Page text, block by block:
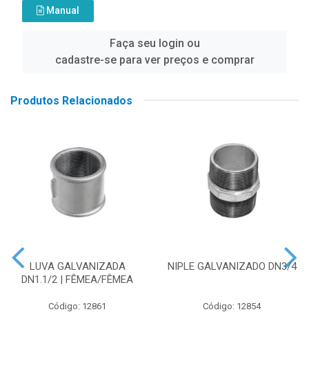
Manual
Faça seu login ou
cadastre-se para ver preços e comprar
Produtos Relacionados
LUVA GALVANIZADA
DN1.1/2 | FÊMEA/FÊMEA
Código: 12861
NIPLE GALVANIZADO DN3/4
Código: 12854